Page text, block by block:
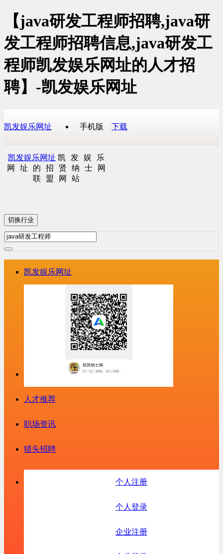
【java研发工程师招聘,java研
发工程师招聘信息,java研发工
程师凯发娱乐网址的人才招
聘】-凯发娱乐网址
凯发娱乐网址 手机版 下载
凯发娱乐网址 凯发娱乐
网址的招贤纳士网
联盟网站
切换行业
凯发娱乐网址
人才推荐
职场资讯
猎头招聘
个人注册
个人登录
企业注册